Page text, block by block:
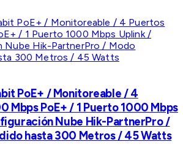
PoE+ / Monitoreable / 4
Mbps PoE+ / 1 Puerto 1000 Mbps
Nube Hik-PartnerPro /
hasta 300 Metros / 45 Watts